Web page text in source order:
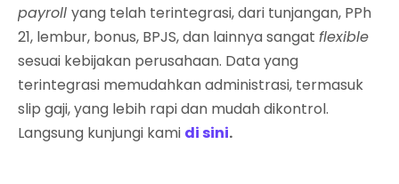
payroll yang telah terintegrasi, dari tunjangan, PPh
21, lembur, bonus, BPJS, dan lainnya sangat flexible
sesuai kebijakan perusahaan. Data yang
terintegrasi memudahkan administrasi, termasuk
slip gaji, yang lebih rapi dan mudah dikontrol.
Langsung kunjungi kami di sini.